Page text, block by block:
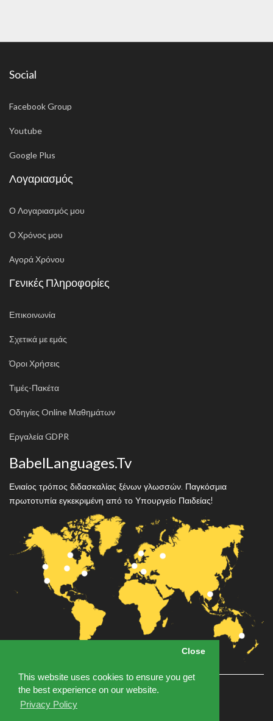
This website uses cookies to ensure you get
the best experience on our website.
Privacy Policy
Close
This website uses cookies to ensure you get
the best experience on our website.
Privacy Policy
Close
Social
Facebook Group
Youtube
Google Plus
Λογαριασμός
Ο Λογαριασμός μου
Ο Χρόνος μου
Αγορά Χρόνου
Γενικές Πληροφορίες
Επικοινωνία
Σχετικά με εμάς
Όροι Χρήσεις
Τιμές-Πακέτα
Οδηγίες Online Μαθημάτων
Εργαλεία GDPR
BabelLanguages.Tv
Ενιαίος τρόπος διδασκαλίας ξένων γλωσσών. Παγκόσμια
πρωτοτυπία εγκεκριμένη από το Υπουργείο Παιδείας!